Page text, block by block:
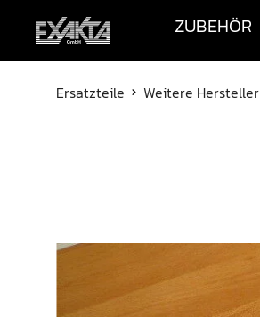
ZUBEHÖR
Ersatzteile Weitere Hersteller